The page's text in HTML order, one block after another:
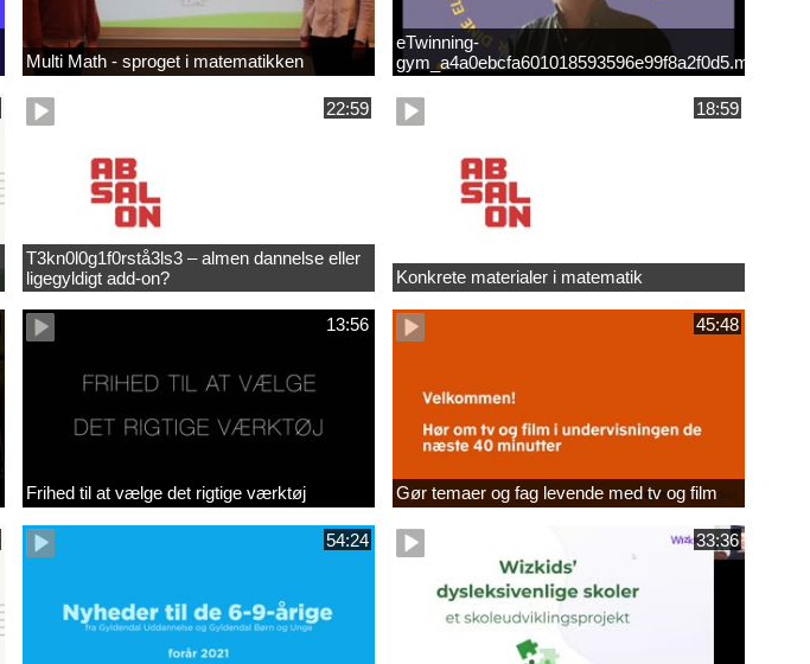
Multi Math - sproget i matematikken
eTwinning-
gym_a4a0ebcfa601018593596e99f8a2f0d5.mp4
22:59
T3kn0l0g1f0rstå3ls3 – almen dannelse eller
ligegyldigt add-on?
18:59
Konkrete materialer i matematik
13:56
Frihed til at vælge det rigtige værktøj
45:48
Gør temaer og fag levende med tv og film
54:24 33:36